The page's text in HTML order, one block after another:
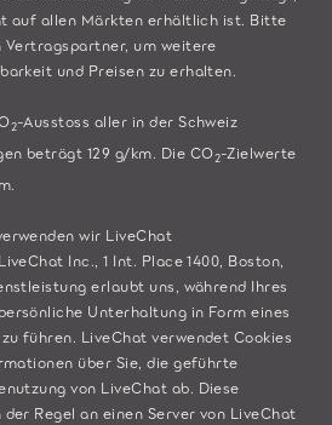
auf allen Märkten erhältlich ist. Bitte
Vertragspartner, um weitere
und Preisen zu erhalten.
2-Ausstoss aller in der Schweiz
beträgt 129 g/km. Die CO2-Zielwerte
wir LiveChat
Inc., 1 Int. Place 1400, Boston,
erlaubt uns, während Ihres
Unterhaltung in Form eines
führen. LiveChat verwendet Cookies
über Sie, die geführte
von LiveChat ab. Diese
Regel an einen Server von LiveChat